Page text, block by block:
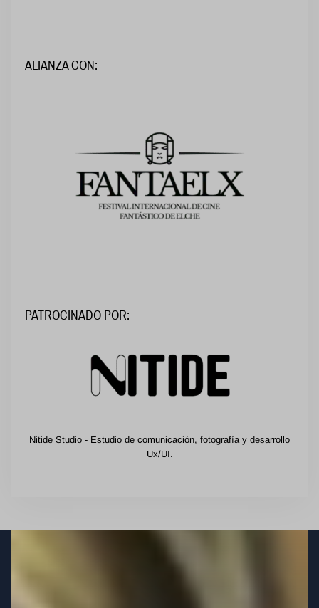
ALIANZA CON:
PATROCINADO POR:
Nitide Studio - Estudio de comunicación, fotografía y desarrollo
Ux/UI.